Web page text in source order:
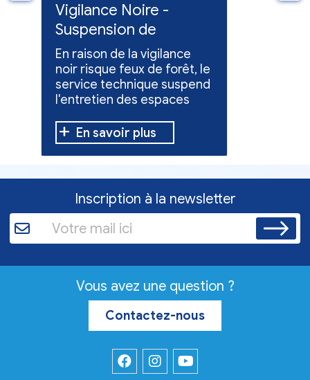
Vigilance Noire -
Suspension de
l'entretien des
espaces verts
En raison de la vigilance
noir risque feux de forêt, le
service technique suspend
l'entretien des espaces
En savoir plus
Feux
Inscription à la newsletter
Vous avez une question ?
Contactez-nous